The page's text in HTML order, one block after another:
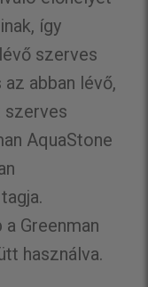
így
szerves
abban lévő,
szerves
AquaStone
Greenman
használva.